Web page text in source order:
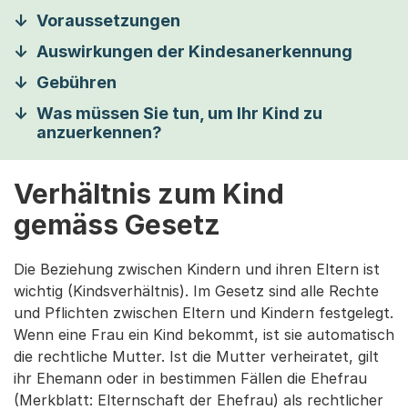
Voraussetzungen
Auswirkungen der Kindesanerkennung
Gebühren
Was müssen Sie tun, um Ihr Kind zu
anzuerkennen?
Verhältnis zum Kind
gemäss Gesetz
Die Beziehung zwischen Kindern und ihren Eltern ist
wichtig (Kindsverhältnis). Im Gesetz sind alle Rechte
und Pflichten zwischen Eltern und Kindern festgelegt.
Wenn eine Frau ein Kind bekommt, ist sie automatisch
die rechtliche Mutter. Ist die Mutter verheiratet, gilt
ihr Ehemann oder in bestimmen Fällen die Ehefrau
(Merkblatt: Elternschaft der Ehefrau) als rechtlicher